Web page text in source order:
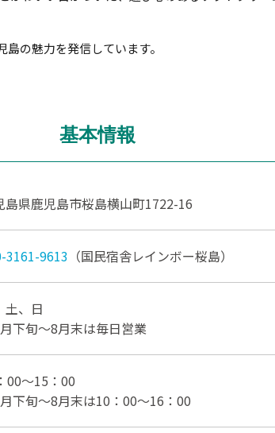
の魅力を発信しています。
基本情報
島県鹿児島市桜島横山町1722-16
3161-9613 （国民宿舎レインボー桜島）
土、日
下旬～8月末は毎日営業
00～15：00
下旬～8月末は10：00～16：00